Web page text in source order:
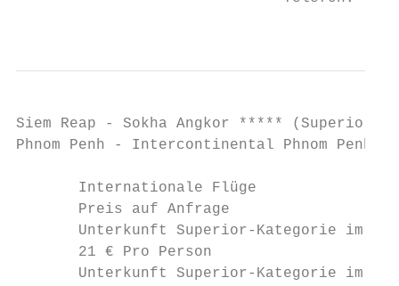
Siem Reap - Sokha Angkor ***** (Superior
Phnom Penh - Intercontinental Phnom
       Internationale Flüge
       Preis auf Anfrage
Unterkunft Superior-Kategorie im
       21 € Pro Person
Unterkunft Superior-Kategorie im